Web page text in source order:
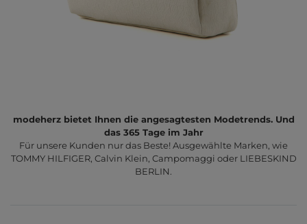
modeherz bietet Ihnen die angesagtesten Modetrends. Und
das 365 Tage im Jahr
Für unsere Kunden nur das Beste! Ausgewählte Marken, wie
TOMMY HILFIGER, Calvin Klein, Campomaggi oder LIEBESKIND
BERLIN.